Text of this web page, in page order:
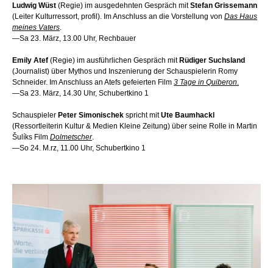
Ludwig Wüst (Regie) im ausgedehnten Gespräch mitStefan Grissemann
(Leiter Kulturressort, profil). Im Anschluss an die Vorstellung von Das Haus
meines Vaters.
—Sa 23. März, 13.00 Uhr, Rechbauer
Emily Atef (Regie) im ausführlichen Gespräch mit Rüdiger Suchsland
(Journalist) über Mythos und Inszenierung der Schauspielerin Romy
Schneider. Im Anschluss an Atefs gefeierten Film 3 Tage in Quiberon.
—Sa 23. März, 14.30 Uhr, Schubertkino 1
Schauspieler Peter Simonischek spricht mitUte Baumhackl
(Ressortleiterin Kultur & Medien Kleine Zeitung) über seine Rolle in Martin
Šulíks Film Dolmetscher.
—So 24. M.rz, 11.00 Uhr, Schubertkino 1